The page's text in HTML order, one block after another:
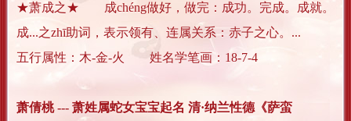
★萧成之★ 成chéng做好，做完：成功。完成。成就。
成...之zhī助词，表示领有、连属关系：赤子之心。...
五行属性：木-金-火 姓名学笔画：18-7-4
萧倩桃 --- 萧姓属蛇女宝宝起名 清·纳兰性德《萨蛮